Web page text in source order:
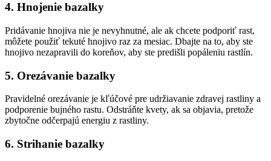
4. Hnojenie bazalky
Pridávanie hnojiva nie je nevyhnutné, ale ak chcete podporiť rast,
môžete použiť tekuté hnojivo raz za mesiac. Dbajte na to, aby ste
hnojivo nezapravili do koreňov, aby ste predišli popáleniu rastlín.
5. Orezávanie bazalky
Pravidelné orezávanie je kľúčové pre udržiavanie zdravej rastliny a
podporenie bujného rastu. Odstráňte kvety, ak sa objavia, pretože
zbytočne odčerpajú energiu z rastliny.
6. Strihanie bazalky